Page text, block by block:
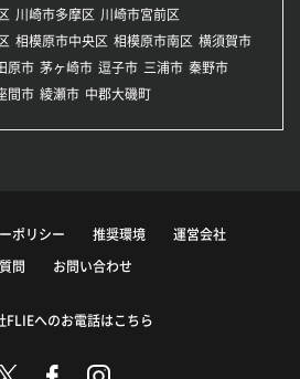
川崎市多摩区 川崎市宮前区
相模原市中央区 相模原市南区 横須賀市
原市 茅ヶ崎市 逗子市 三浦市 秦野市
間市 綾瀬市 中郡大磯町
ポリシー 推奨環境 運営会社
問 お問い合わせ
FLIEへのお電話はこちら